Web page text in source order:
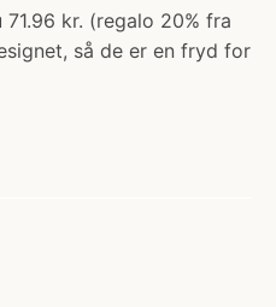
kr. (regalo 20% fra
så de er en fryd for